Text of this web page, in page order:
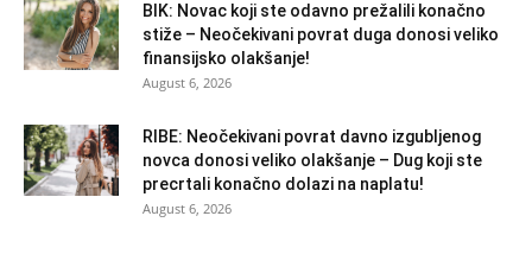
BIK: Novac koji ste odavno prežalili konačno
stiže – Neočekivani povrat duga donosi veliko
finansijsko olakšanje!
August 6, 2026
RIBE: Neočekivani povrat davno izgubljenog
novca donosi veliko olakšanje – Dug koji ste
precrtali konačno dolazi na naplatu!
August 6, 2026